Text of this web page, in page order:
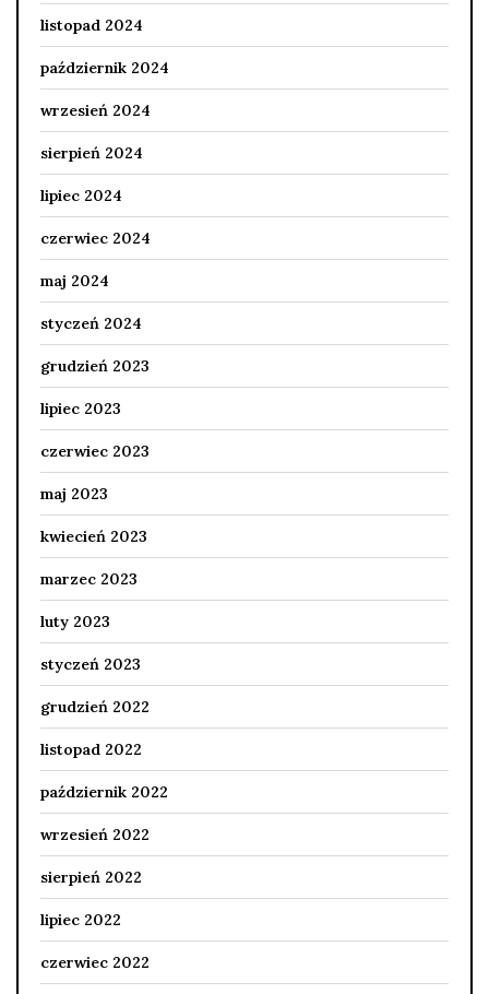
listopad 2024
październik 2024
wrzesień 2024
sierpień 2024
lipiec 2024
czerwiec 2024
maj 2024
styczeń 2024
grudzień 2023
lipiec 2023
czerwiec 2023
maj 2023
kwiecień 2023
marzec 2023
luty 2023
styczeń 2023
grudzień 2022
listopad 2022
październik 2022
wrzesień 2022
sierpień 2022
lipiec 2022
czerwiec 2022